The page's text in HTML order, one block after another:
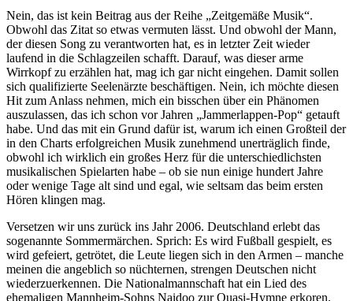
Nein, das ist kein Beitrag aus der Reihe „Zeitgemäße Musik“.
Obwohl das Zitat so etwas vermuten lässt. Und obwohl der Mann,
der diesen Song zu verantworten hat, es in letzter Zeit wieder
laufend in die Schlagzeilen schafft. Darauf, was dieser arme
Wirrkopf zu erzählen hat, mag ich gar nicht eingehen. Damit sollen
sich qualifizierte Seelenärzte beschäftigen. Nein, ich möchte diesen
Hit zum Anlass nehmen, mich ein bisschen über ein Phänomen
auszulassen, das ich schon vor Jahren „Jammerlappen-Pop“ getauft
habe. Und das mit ein Grund dafür ist, warum ich einen Großteil der
in den Charts erfolgreichen Musik zunehmend unerträglich finde,
obwohl ich wirklich ein großes Herz für die unterschiedlichsten
musikalischen Spielarten habe – ob sie nun einige hundert Jahre
oder wenige Tage alt sind und egal, wie seltsam das beim ersten
Hören klingen mag.
Versetzen wir uns zurück ins Jahr 2006. Deutschland erlebt das
sogenannte Sommermärchen. Sprich: Es wird Fußball gespielt, es
wird gefeiert, getrötet, die Leute liegen sich in den Armen – manche
meinen die angeblich so nüchternen, strengen Deutschen nicht
wiederzuerkennen. Die Nationalmannschaft hat ein Lied des
ehemaligen Mannheim-Sohns Naidoo zur Quasi-Hymne erkoren.